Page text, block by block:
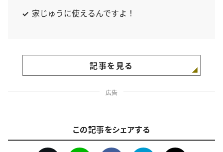
家じゅうに使えるんですよ！
記事を見る
広告
この記事をシェアする